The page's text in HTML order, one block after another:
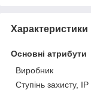
Характеристики
Основні атрибути
Виробник
Ступінь захисту, IP